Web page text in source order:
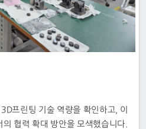
프린팅 기술 역량을 확인하고, 이
협력 확대 방안을 모색했습니다.